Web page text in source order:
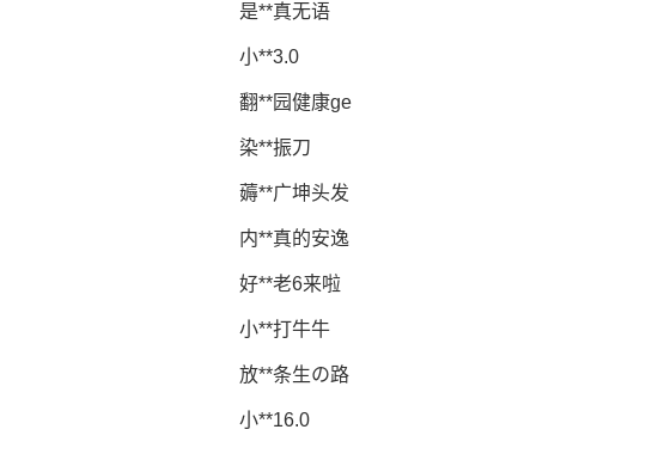
是**真无语
小**3.0
翻**园健康ge
染**振刀
薅**广坤头发
内**真的安逸
好**老6来啦
小**打牛牛
放**条生の路
小**16.0